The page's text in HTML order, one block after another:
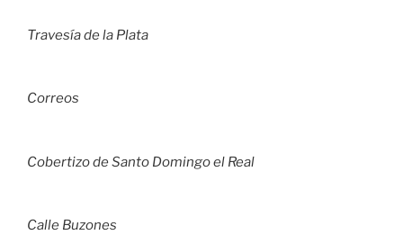
Travesía de la Plata
Correos
Cobertizo de Santo Domingo el Real
Calle Buzones